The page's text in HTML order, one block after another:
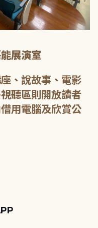
展演室
、說故事、電影
聽區則開放讀者
用電腦及欣賞公